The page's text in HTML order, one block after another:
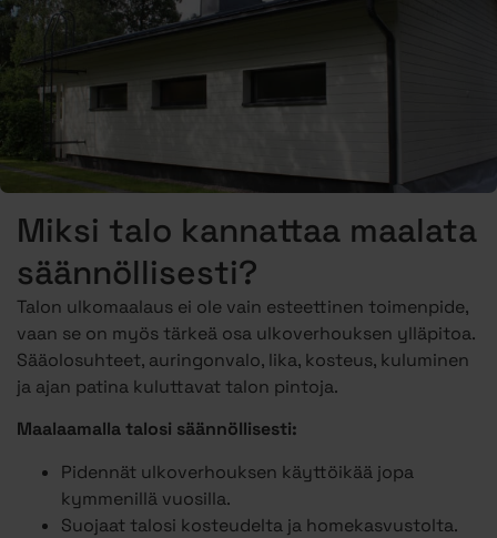
Miksi talo kannattaa maalata
säännöllisesti?
Talon ulkomaalaus ei ole vain esteettinen toimenpide,
vaan se on myös tärkeä osa ulkoverhouksen ylläpitoa.
Sääolosuhteet, auringonvalo, lika, kosteus, kuluminen
ja ajan patina kuluttavat talon pintoja.
Maalaamalla talosi säännöllisesti:
Pidennät ulkoverhouksen käyttöikää jopa
kymmenillä vuosilla.
Suojaat talosi kosteudelta ja homekasvustolta.